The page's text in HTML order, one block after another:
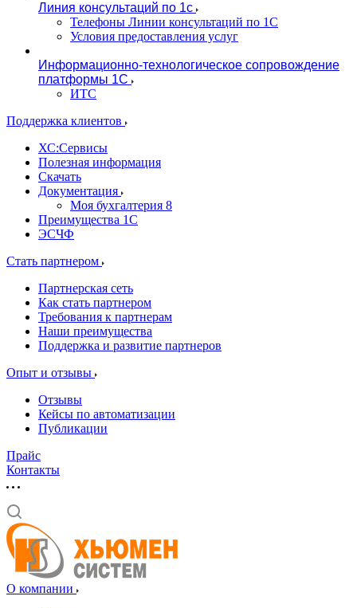
Линия консультаций по 1с
Телефоны Линии консультаций по 1С
Условия предоставления услуг
Информационно-технологическое сопровождение
платформы 1С
ИТС
Поддержка клиентов
ХС:Сервисы
Полезная информация
Скачать
Документация
Моя бухгалтерия 8
Преимущества 1С
ЭСЧФ
Стать партнером
Партнерская сеть
Как стать партнером
Требования к партнерам
Наши преимущества
Поддержка и развитие партнеров
Опыт и отзывы
Отзывы
Кейсы по автоматизации
Публикации
Прайс
Контакты
О компании